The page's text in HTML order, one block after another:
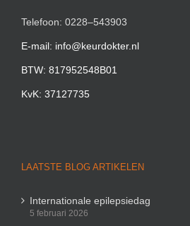
Telefoon: 0228–543903
E-mail: info@keurdokter.nl
BTW: 817952548B01
KvK: 37127735
LAATSTE BLOG ARTIKELEN
Internationale epilepsiedag
5 februari 2026